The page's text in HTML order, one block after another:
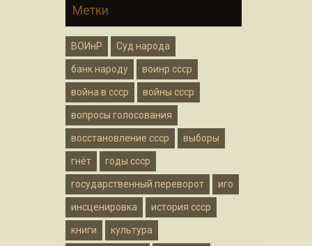
Метки
ВОИнР Суд народа
банк народу воинр ссср
война в ссср войны ссср
вопросы голосования
восстановление ссср выборы
гнёт годы ссср
государственный переворот иго
инсценировка история ссср
книги культура